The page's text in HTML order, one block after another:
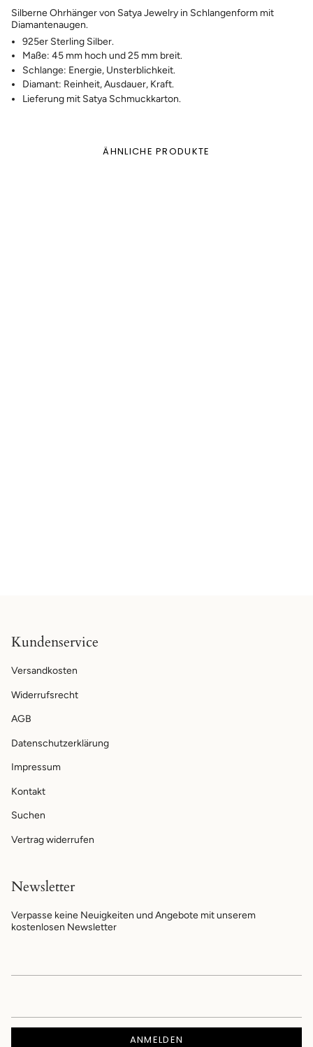
Silberne Ohrhänger von Satya Jewelry in Schlangenform mit
Diamantenaugen.
925er Sterling Silber.
Maße: 45 mm hoch und 25 mm breit.
Schlange: Energie, Unsterblichkeit.
Diamant: Reinheit, Ausdauer, Kraft.
Lieferung mit Satya Schmuckkarton.
ÄHNLICHE PRODUKTE
Kundenservice
Versandkosten
Widerrufsrecht
AGB
Datenschutzerklärung
Impressum
Kontakt
Suchen
Vertrag widerrufen
Newsletter
Verpasse keine Neuigkeiten und Angebote mit unserem
kostenlosen Newsletter
ANMELDEN